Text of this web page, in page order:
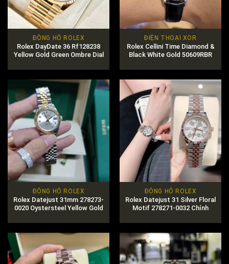
ĐỒNG HỒ ROLEX
Rolex DayDate 36 Rf128238
Yellow Gold Green Ombre Dial
ĐIỆN THOẠI XOR
Rolex Cellini Time Diamond &
Black White Gold 50609RBR
ĐỒNG HỒ ROLEX
Rolex Datejust 31mm 278273-
0020 Oystersteel Yellow Gold
ĐỒNG HỒ ROLEX
Rolex Datejust 31 Silver Floral
Motif 278271-0032 Chính